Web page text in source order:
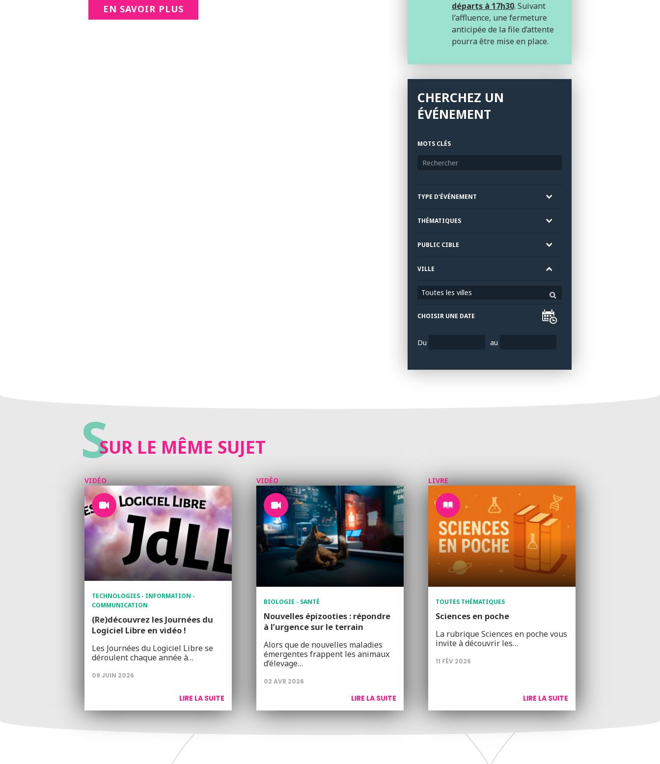
EN SAVOIR PLUS
départs à 17h30. Suivant
l’affluence, une fermeture
anticipée de la file d’attente
pourra être mise en place.
CHERCHEZ UN
ÉVÉNEMENT
MOTS CLÉS
TYPE D'ÉVÉNEMENT
THÉMATIQUES
PUBLIC CIBLE
VILLE
Toutes les villes
CHOISIR UNE DATE
Du au
SSUR LE MÊME SUJET
VIDÉO
TECHNOLOGIES - INFORMATION -
COMMUNICATION
(Re)découvrez les Journées du
Logiciel Libre en vidéo !
Les Journées du Logiciel Libre se
déroulent chaque année à…
09 JUIN 2026
LIRE LA SUITE
VIDÉO
BIOLOGIE - SANTÉ
Nouvelles épizooties : répondre
à l’urgence sur le terrain
Alors que de nouvelles maladies
émergentes frappent les animaux
d’élevage…
02 AVR 2026
LIRE LA SUITE
LIVRE
TOUTES THÉMATIQUES
Sciences en poche
La rubrique Sciences en poche vous
invite à découvrir les…
11 FÉV 2026
LIRE LA SUITE